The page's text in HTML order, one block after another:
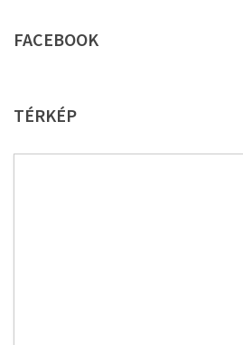
FACEBOOK
TÉRKÉP